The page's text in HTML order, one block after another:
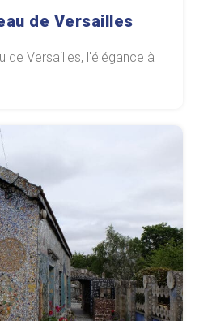
de Versailles
de Versailles, l'élégance à